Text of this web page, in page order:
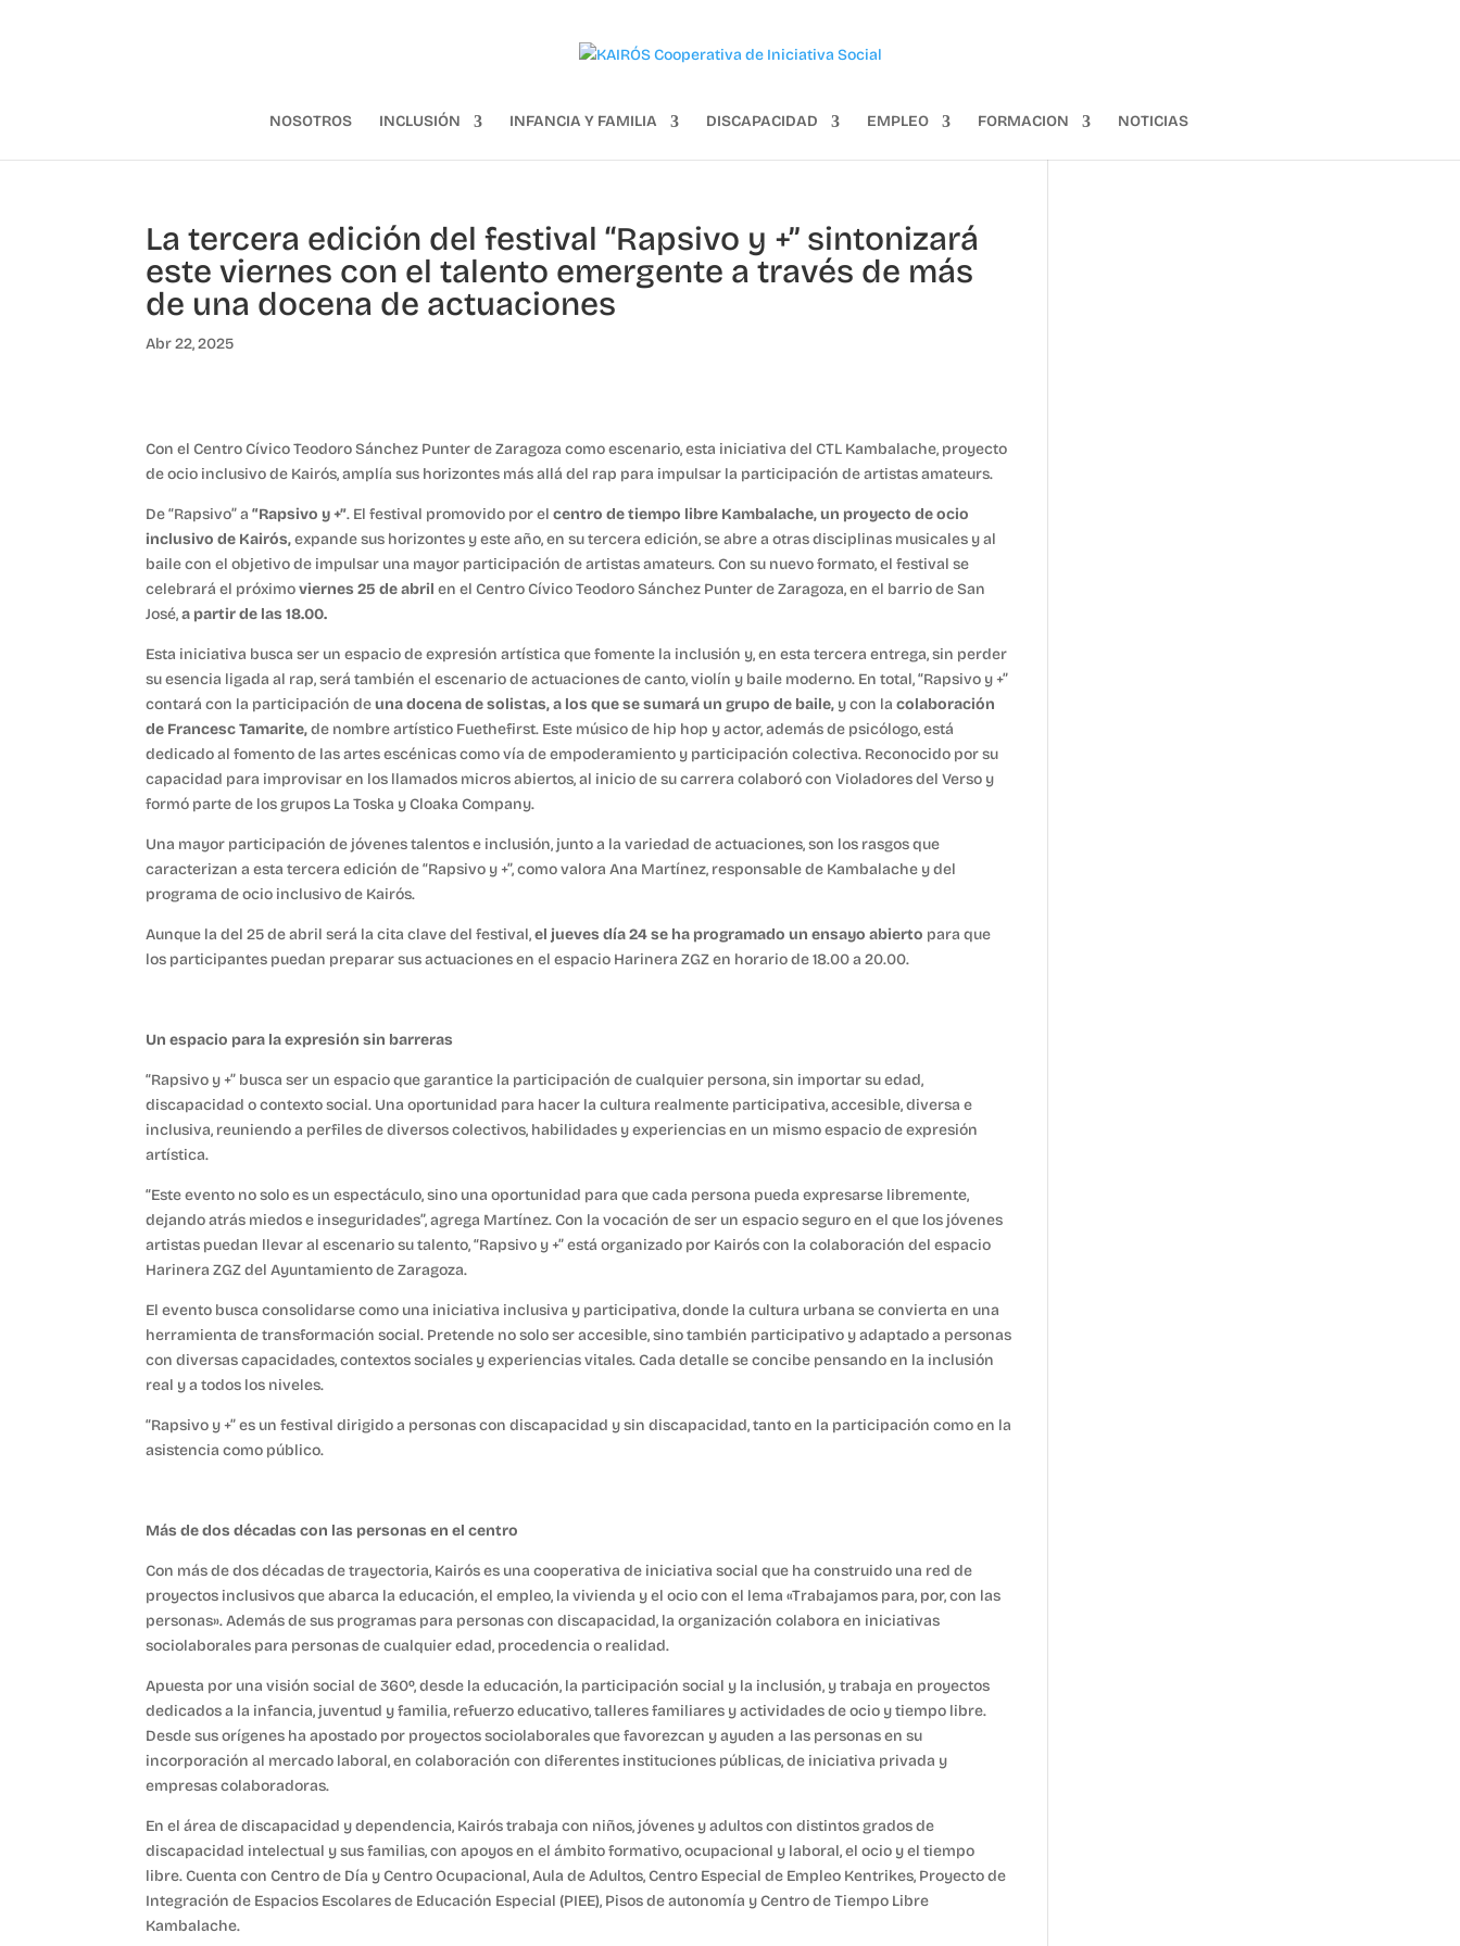
NOSOTROS INCLUSIÓN INFANCIA Y FAMILIA DISCAPACIDAD EMPLEO FORMACION NOTICIAS
La tercera edición del festival “Rapsivo y +” sintonizará
este viernes con el talento emergente a través de más
de una docena de actuaciones
Abr 22, 2025
Con el Centro Cívico Teodoro Sánchez Punter de Zaragoza como escenario, esta iniciativa del CTL Kambalache, proyecto
de ocio inclusivo de Kairós, amplía sus horizontes más allá del rap para impulsar la participación de artistas amateurs.
De “Rapsivo” a“Rapsivo y +”. El festival promovido por elcentro de tiempo libre Kambalache, un proyecto de ocio
inclusivo de Kairós,expande sus horizontes y este año, en su tercera edición, se abre a otras disciplinas musicales y al
baile con el objetivo de impulsar una mayor participación de artistas amateurs. Con su nuevo formato, el festival se
celebrará el próximoviernes 25 de abrilen el Centro Cívico Teodoro Sánchez Punter de Zaragoza, en el barrio de San
José,a partir de las 18.00.
Esta iniciativa busca ser un espacio de expresión artística que fomente la inclusión y, en esta tercera entrega, sin perder
su esencia ligada al rap, será también el escenario de actuaciones de canto, violín y baile moderno. En total, “Rapsivo y +”
contará con la participación deuna docena de solistas, a los que se sumará un grupo de baile, y con lacolaboración
de Francesc Tamarite,de nombre artístico Fuethefirst. Este músico de hip hop y actor, además de psicólogo, está
dedicado al fomento de las artes escénicas como vía de empoderamiento y participación colectiva. Reconocido por su
capacidad para improvisar en los llamados micros abiertos, al inicio de su carrera colaboró con Violadores del Verso y
formó parte de los grupos La Toska y Cloaka Company.
Una mayor participación de jóvenes talentos e inclusión, junto a la variedad de actuaciones, son los rasgos que
caracterizan a esta tercera edición de “Rapsivo y +”, como valora Ana Martínez, responsable de Kambalache y del
programa de ocio inclusivo de Kairós.
Aunque la del 25 de abril será la cita clave del festival,el jueves día 24 se ha programado un ensayo abierto para que
los participantes puedan preparar sus actuaciones en el espacio Harinera ZGZ en horario de 18.00 a 20.00.
Un espacio para la expresión sin barreras
“Rapsivo y +” busca ser un espacio que garantice la participación de cualquier persona, sin importar su edad,
discapacidad o contexto social. Una oportunidad para hacer la cultura realmente participativa, accesible, diversa e
inclusiva, reuniendo a perfiles de diversos colectivos, habilidades y experiencias en un mismo espacio de expresión
artística.
“Este evento no solo es un espectáculo, sino una oportunidad para que cada persona pueda expresarse libremente,
dejando atrás miedos e inseguridades”, agrega Martínez. Con la vocación de ser un espacio seguro en el que los jóvenes
artistas puedan llevar al escenario su talento, “Rapsivo y +” está organizado por Kairós con la colaboración del espacio
Harinera ZGZ del Ayuntamiento de Zaragoza.
El evento busca consolidarse como una iniciativa inclusiva y participativa, donde la cultura urbana se convierta en una
herramienta de transformación social. Pretende no solo ser accesible, sino también participativo y adaptado a personas
con diversas capacidades, contextos sociales y experiencias vitales. Cada detalle se concibe pensando en la inclusión
real y a todos los niveles.
“Rapsivo y +” es un festival dirigido a personas con discapacidad y sin discapacidad, tanto en la participación como en la
asistencia como público.
Más de dos décadas con las personas en el centro
Con más de dos décadas de trayectoria, Kairós es una cooperativa de iniciativa social que ha construido una red de
proyectos inclusivos que abarca la educación, el empleo, la vivienda y el ocio con el lema «Trabajamos para, por, con las
personas». Además de sus programas para personas con discapacidad, la organización colabora en iniciativas
sociolaborales para personas de cualquier edad, procedencia o realidad.
Apuesta por una visión social de 360º, desde la educación, la participación social y la inclusión, y trabaja en proyectos
dedicados a la infancia, juventud y familia, refuerzo educativo, talleres familiares y actividades de ocio y tiempo libre.
Desde sus orígenes ha apostado por proyectos sociolaborales que favorezcan y ayuden a las personas en su
incorporación al mercado laboral, en colaboración con diferentes instituciones públicas, de iniciativa privada y
empresas colaboradoras.
En el área de discapacidad y dependencia, Kairós trabaja con niños, jóvenes y adultos con distintos grados de
discapacidad intelectual y sus familias, con apoyos en el ámbito formativo, ocupacional y laboral, el ocio y el tiempo
libre. Cuenta con Centro de Día y Centro Ocupacional, Aula de Adultos, Centro Especial de Empleo Kentrikes, Proyecto de
Integración de Espacios Escolares de Educación Especial (PIEE), Pisos de autonomía y Centro de Tiempo Libre
Kambalache.